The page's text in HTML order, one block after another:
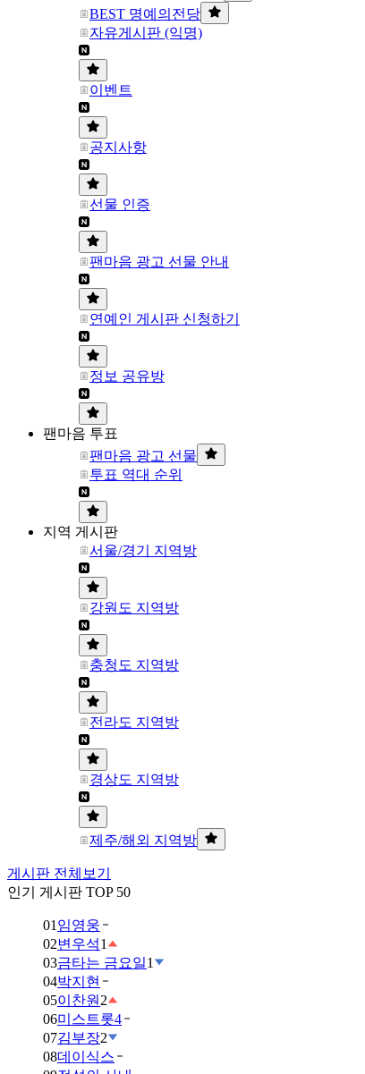
BEST 명예의전당
자유게시판 (익명)
이벤트
공지사항
선물 인증
팬마음 광고 선물 안내
연예인 게시판 신청하기
정보 공유방
팬마음 투표
팬마음 광고 선물
투표 역대 순위
지역 게시판
서울/경기 지역방
강원도 지역방
충청도 지역방
전라도 지역방
경상도 지역방
제주/해외 지역방
게시판 전체보기
인기 게시판 TOP 50
01 임영웅
02변우석1
03금타는 금요일1
04박지현
05이찬원 2
06미스트롯4
07김부장2
08데이식스